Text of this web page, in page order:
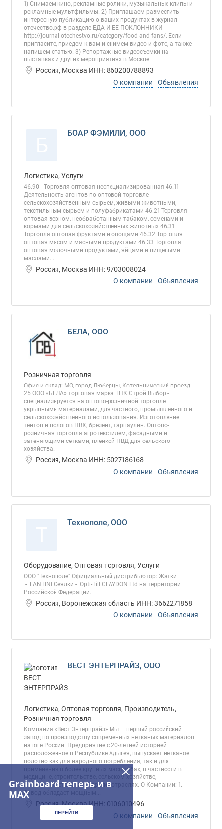
1) Снимаем кино, рекламные ролики, музыкальные клипы и
рекламные мультфильмы. 2) Приглашаем разместить
интересную публикацию о ваших продуктах в журнал-
отечество.рф в разделе ЕДА И ЕЕ ПОКЛОННИКИ
http://journal-otechestvo.ru/category/food-and-fans/. Если
пригласите, приедем к вам и снимем видео и фото, а также
напишем статью. 3) Репортажные видеосъемки на
выставках и других мероприятиях в Москве
Россия, Москва ИНН: 860200788893
О компании
Объявления
БОАР ФЭМИЛИ, ООО
Логистика, Услуги
46.90 - Торговля оптовая неспециализированная 46.11
Деятельность агентов по оптовой торговле
сельскохозяйственным сырьем, живыми животными,
текстильным сырьем и полуфабрикатами 46.21 Торговля
оптовая зерном, необработанным табаком, семенами и
кормами для сельскохозяйственных животных 46.31
Торговля оптовая фруктами и овощами 46.32 Торговля
оптовая мясом и мясными продуктами 46.33 Торговля
оптовая молочными продуктами, яйцами и пищевыми
маслами...
Россия, Москва ИНН: 9703008024
О компании
Объявления
БЕЛА, ООО
Розничная торговля
Офис и склад: МО, город Люберцы, Котельнический проезд
25 ООО «БЕЛА» торговая марка ТПК Строй Выбор -
специализируется на оптово-розничной торговле
укрывными материалами, для частного, промышленного и
сельскохозяйственного использования. Изготовление
тентов и пологов ПВХ, брезент, тарпаулин. Оптово-
розничная торговля агротекстилем, фасадными и
затеняющими сетками, пленкой ПВД для сельского
хозяйства.
Россия, Москва ИНН: 5027186168
О компании
Объявления
Технополе, ООО
Оборудование, Оптовая торговля, Услуги
ООО "Технополе" Официальный дистрибьютор: Жатки
- FANTINI Сеялки - Opti-Till CLAYDON Ltd на территории
Российской Федерации.
Россия, Воронежская область ИНН: 3662271858
О компании
Объявления
ВЕСТ ЭНТЕРПРАЙЗ, ООО
Логистика, Оптовая торговля, Производитель,
Розничная торговля
Компания «Вест Энтерпрайз» Мы — первый российский
завод по производству современных нетканых материалов
на юге России. Предприятие с 20-летней историей,
расположенное в Республике Адыгея, выпускает нетканое
полотно как для народного потребления, так и для
применения в более крупных масштабах, в частности в
медицине, строительстве, сельском хозяйстве,
автомобилестроении и других отраслях. О Компании: 1.
Завод обладает мощным...
Россия, Москва ИНН: 0106010496
О компании
Объявления
Grainboard теперь и в
MAX
ПЕРЕЙТИ